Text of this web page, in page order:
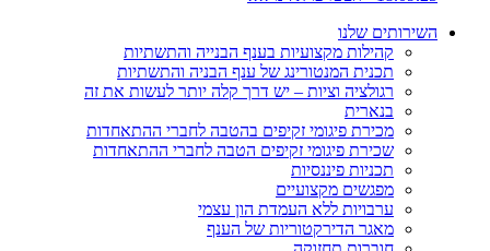
השירותים שלנו
קהילות מקצועיות בענף הבנייה והתשתיות
תכנית המנטורינג של ענף הבניה והתשתיות
רגולציה וציות – יש דרך קלה יותר לעשות את זה
בנארית
מכירת פיגומי זקיפים בהטבה לחברי ההתאחדות
שכירת פיגומי זקיפים הטבה לחברי ההתאחדות
תכניות פיננסיות
מפגשים מקצועיים
ערבויות ללא העמדת הון עצמי
מאגר הדירקטוריות של הענף